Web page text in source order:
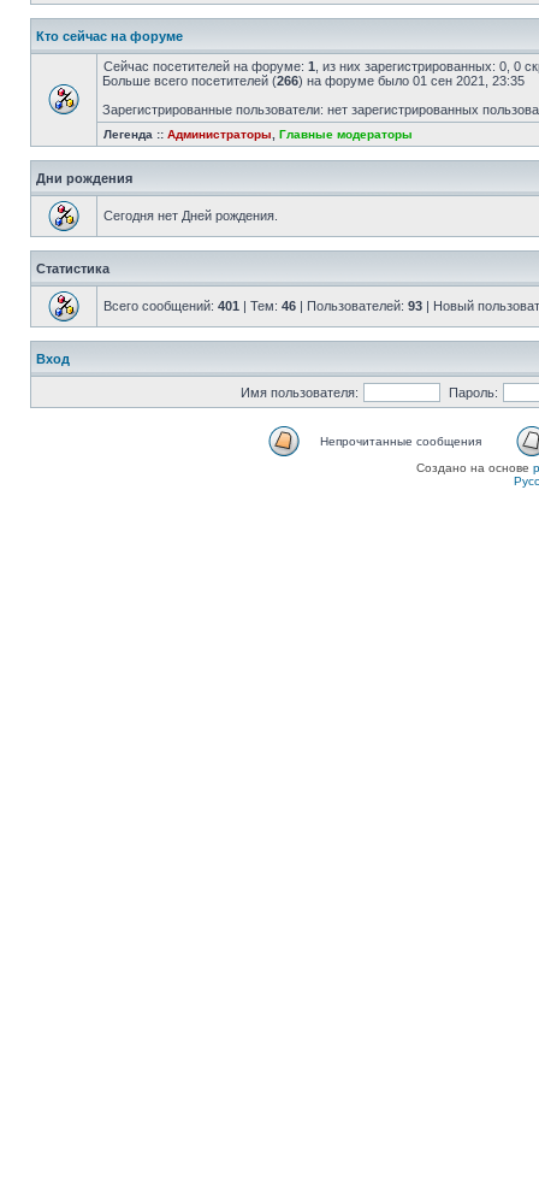
Кто сейчас на форуме
Сейчас посетителей на форуме: 1 , из них зарегистрированных: 0, 0
Больше всего посетителей (266) на форуме было 01 сен 2021, 23:35
Зарегистрированные пользователи: нет зарегистрированных
Легенда :: Администраторы Главные модераторы
Дни рождения
Сегодня нет Дней рождения.
Статистика
Всего сообщений: 401 | Тем: 46 | Пользователей: 93 | Новый
Вход
Имя пользователя: Пароль:
Непрочитанные сообщения
Создано на основе